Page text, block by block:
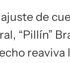
de
“Pillín”